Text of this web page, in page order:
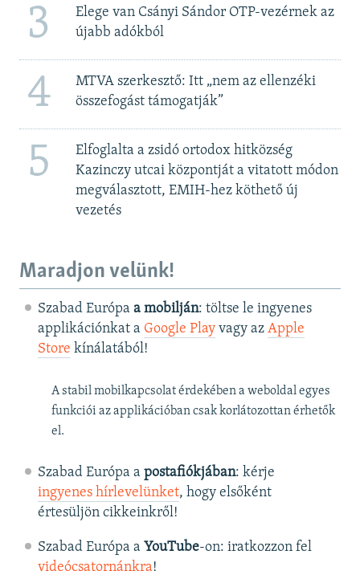
3
Elege van Csányi Sándor OTP-vezérnek az
újabb adókból
4
MTVA szerkesztő: Itt „nem az ellenzéki
összefogást támogatják”
5
Elfoglalta a zsidó ortodox hitközség
Kazinczy utcai központját a vitatott módon
megválasztott, EMIH-hez köthető új
vezetés
Maradjon velünk!
Szabad Európa a mobilján: töltse le ingyenes
applikációnkat a Google Playvagy az Apple
Store kínálatából!
A stabil mobilkapcsolat érdekében a weboldal egyes
funkciói az applikációban csak korlátozottan érhetők
el.
Szabad Európa a postafiókjában: kérje
ingyenes hírlevelünket, hogy elsőként
értesüljön cikkeinkről!
Szabad Európa a YouTube-on: iratkozzon fel
videócsatornánkra!